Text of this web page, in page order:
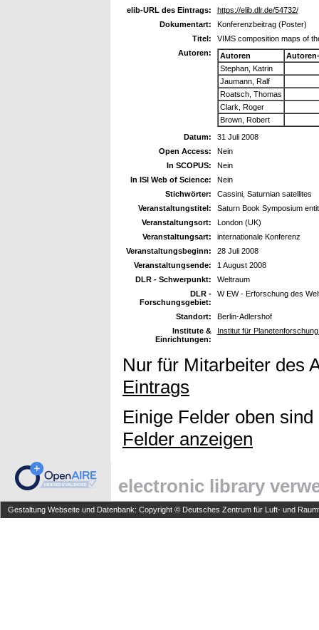
elib-URL des Eintrags:
https://elib.dlr.de/54732/
Dokumentart:
Konferenzbeitrag (Poster)
Titel:
VIMS composition maps of
Autoren:
Autoren
Stephan, Katrin
Jaumann, Ralf
Roatsch, Thomas
Clark, Roger
Brown, Robert
Datum:
31 Juli 2008
Open Access:
Nein
In SCOPUS:
Nein
In ISI Web of Science:
Nein
Stichwörter:
Cassini, Saturnian satellites
Veranstaltungstitel:
Saturn Book Symposium
Veranstaltungsort:
London (UK)
Veranstaltungsart:
internationale Konferenz
Veranstaltungsbeginn:
28 Juli 2008
Veranstaltungsende:
1 August 2008
DLR - Schwerpunkt:
Weltraum
DLR -
Forschungsgebiet:
W EW - Erforschung des
Standort:
Berlin-Adlershof
Institute &
Einrichtungen:
Institut für
Nur für Mitarbeiter des
Eintrags
Einige Felder oben
Felder anzeigen
electronic library
Gestaltung Webseite und Datenbank: Copyright © Deutsches Zentrum für Luft- und